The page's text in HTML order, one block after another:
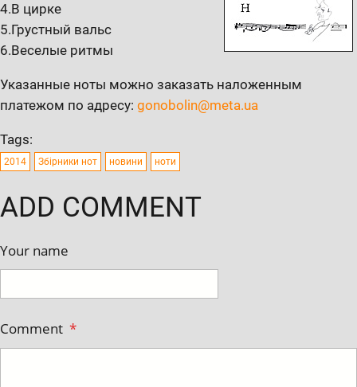
4.В цирке
5.Грустный вальс
6.Веселые ритмы
Указанные ноты можно заказать наложенным
платежом по адресу: gonobolin@meta.ua
Tags:
2014 Збірники нот новини ноти
ADD COMMENT
Your name
Comment *